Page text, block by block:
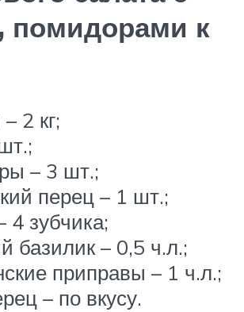
помидорами к
2 кг;
– 3 шт.;
перец – 1 шт.;
4 зубчика;
базилик – 0,5 ч.л.;
приправы – 1 ч.л.;
– по вкусу.